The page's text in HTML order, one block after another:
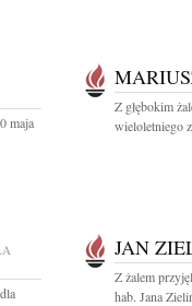
maja
Z głębokim
wieloletniego
JAN
Z żalem
hab. Jana